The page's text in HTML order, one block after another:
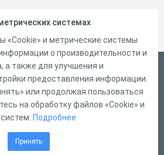
связи
системах
«Cookie» и метрические системы
о производительности и
а также для улучшения и
предоставления информации.
или продолжая пользоваться
на обработку файлов «Cookie» и
Подробнее
Принять